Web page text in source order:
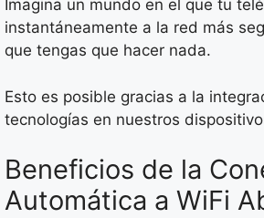
Imagina un mundo en el que tu
instantáneamente a la red más
que tengas que hacer nada.
Esto es posible gracias a la
tecnologías en nuestros
Beneficios de la
Automática a WiFi